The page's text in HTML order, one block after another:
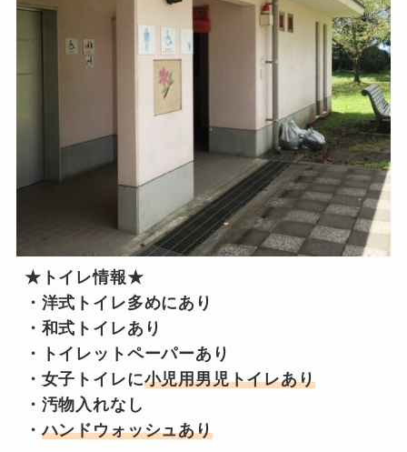
★トイレ情報★
・洋式トイレ多めにあり
・和式トイレあり
・トイレットペーパーあり
・女子トイレに小児用男児トイレあり
・汚物入れなし
・ハンドウォッシュあり